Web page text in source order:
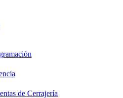
de Cerrajería